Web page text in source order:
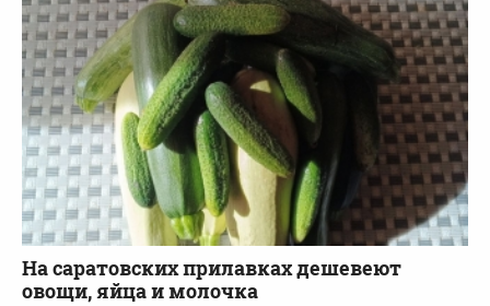
На саратовских прилавках дешевеют
овощи, яйца и молочка